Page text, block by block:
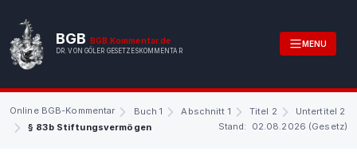
BGB BGB.Kommentar.de
DR. VON GÖLER GESETZESKOMMENTAR
MENU
Online BGB-Kommentar Buch 1 Abschnitt 1 Titel 2
Untertitel 2
§ 83b Stiftungsvermögen
Stand: 02.08.2026 (Gesetz)